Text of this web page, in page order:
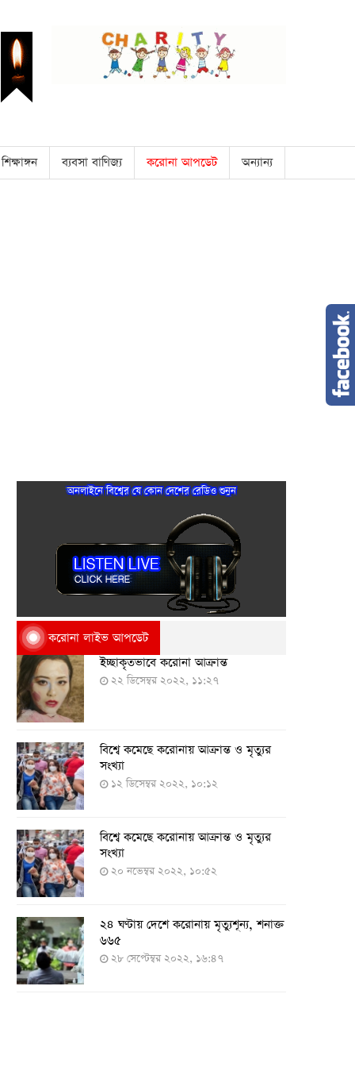
শিক্ষাঙ্গন ব্যবসা বাণিজ্য করোনা আপডেট অন্যান্য
অনলাইনে বিশ্বের যে কোন দেশের রেডিও শুনুন
করোনা লাইভ আপডেট
ইচ্ছাকৃতভাবে করোনা আক্রান্ত
২২ ডিসেম্বর ২০২২, ১১:২৭
বিশ্বে কমেছে করোনায় আক্রান্ত ও মৃত্যুর
সংখ্যা
১২ ডিসেম্বর ২০২২, ১০:১২
বিশ্বে কমেছে করোনায় আক্রান্ত ও মৃত্যুর
সংখ্যা
২০ নভেম্বর ২০২২, ১০:৫২
২৪ ঘণ্টায় দেশে করোনায় মৃত্যুশূন্য, শনাক্ত
৬৬৫
২৮ সেপ্টেম্বর ২০২২, ১৬:৪৭